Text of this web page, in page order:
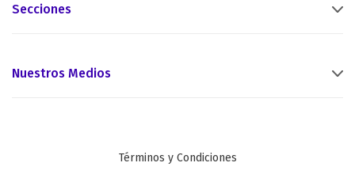
Secciones
Nuestros Medios
Términos y Condiciones